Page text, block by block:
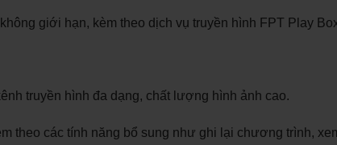
giới hạn, kèm theo dịch vụ truyền hình FPT Play
truyền hình đa dạng, chất lượng hình ảnh cao.
theo các tính năng bổ sung như ghi lại chương trình,